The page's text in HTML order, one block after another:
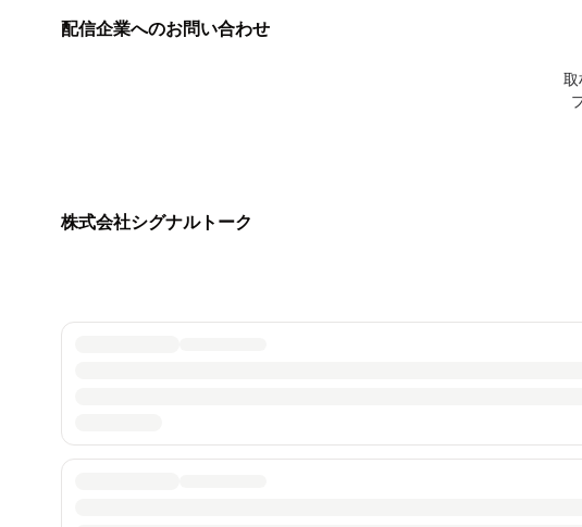
配信企業へのお問い合わせ
取
株式会社シグナルトーク